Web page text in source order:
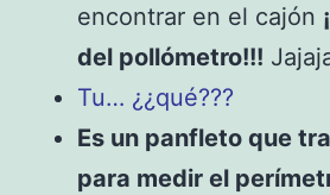
encontrar en el cajón
del pollómetro!!!
Tu… ¿¿qué???
Es un panfleto que
para medir el